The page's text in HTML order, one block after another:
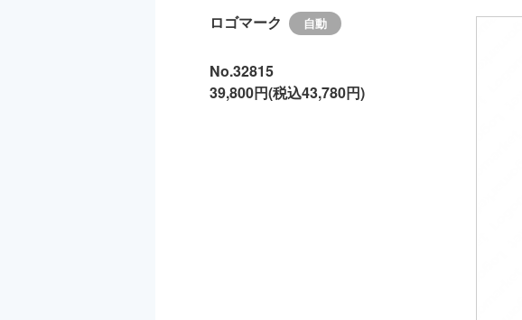
ロゴマーク
No.32815
39,800円(税込43,780円)